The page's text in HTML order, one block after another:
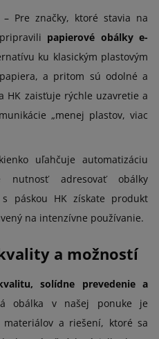
– Pre značky, ktoré stavia na
papierové obálky e-
ku klasickým plastovým
a pritom sú odolné a
HK zaisťuje rýchle uzavretie a
„menej plastov, viac
uľahčuje automatizáciu
nutnosť adresovať obálky
páskou HK získate produkt
na intenzívne používanie.
a možností
solídne prevedenie a
obálka v našej ponuke je
materiálov a riešení, ktoré sa